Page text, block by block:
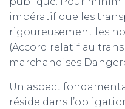
impératif que les
rigoureusement les
(Accord relatif au
marchandises
Un aspect
réside dans